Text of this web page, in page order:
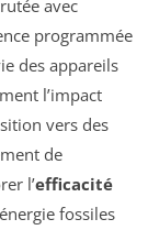
avec
programmée
des appareils
l’impact
vers des
de
l’efficacité
fossiles